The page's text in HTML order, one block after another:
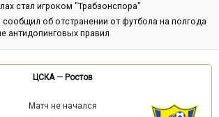
стал игроком "Трабзонспора"
об отстранении от футбола на полгода
антидопинговых правил
ЦСКА— Ростов
Матч не начался